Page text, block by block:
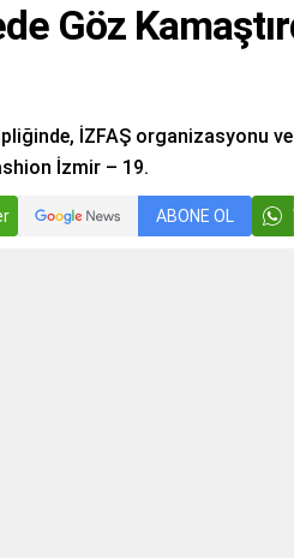
Göz
İZFAŞ organizasyonu
İzmir – 19.
ABONE OL